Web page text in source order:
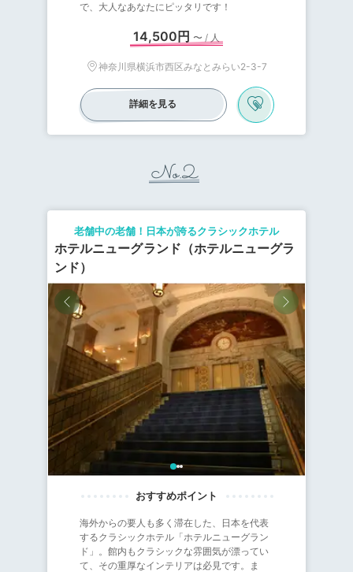
で、大人なあなたにピッタリです！
14,500円 〜 / 人
神奈川県横浜市西区みなとみらい2-3-7
詳細を見る
No.2
ホテルニューグランド（ホテルニューグラ
ンド）
老舗中の老舗！日本が誇るクラシックホテル
海外からの要人も多く滞在した、日本を代表
するクラシックホテル「ホテルニューグラン
ド」。館内もクラシックな雰囲気が漂ってい
て、その重厚なインテリアは必見です。ま